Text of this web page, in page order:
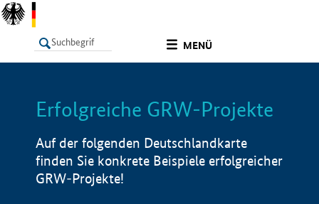
MENÜ
LISTE Info
Erfolgreiche GRW-Projekte
Auf der folgenden Deutschlandkarte
finden Sie konkrete Beispiele erfolgreicher
GRW-Projekte!